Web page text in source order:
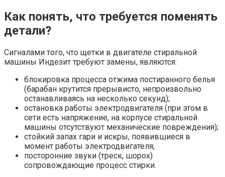
Как понять, что требуется поменять
детали?
Сигналами того, что щетки в двигателе стиральной
машины Индезит требуют замены, являются:
блокировка процесса отжима постиранного белья
(барабан крутится прерывисто, непроизвольно
останавливаясь на несколько секунд);
остановка работы электродвигателя (при этом в
сети есть напряжение, на корпусе стиральной
машины отсутствуют механические повреждения);
стойкий запах гари и искры, появившиеся в
момент работы электродвигателя;
посторонние звуки (треск, шорох)
сопровождающие процесс стирки.